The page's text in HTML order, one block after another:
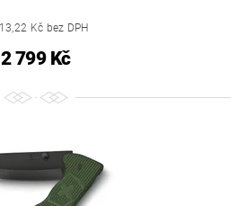
Kč bez DPH
2 799 Kč